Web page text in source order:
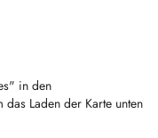
in den
Laden der Karte unten